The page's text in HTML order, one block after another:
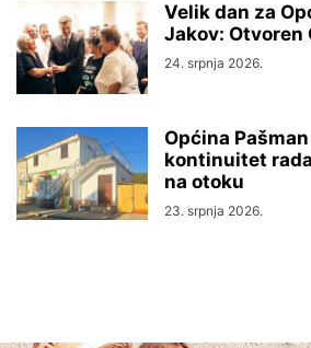
Velik dan za
Jakov: Otvoren
24. srpnja 2026.
Općina
kontinuitet
na otoku
23. srpnja 2026.